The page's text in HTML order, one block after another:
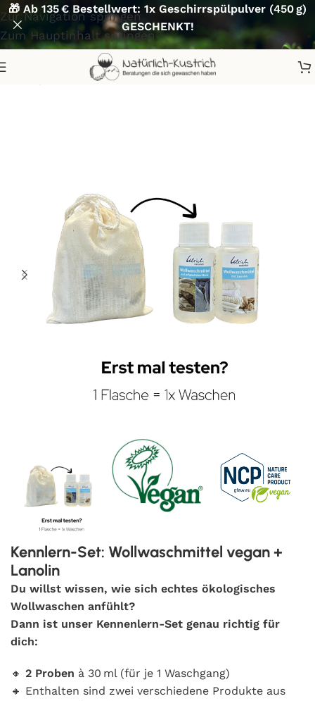
Zur Navigation springen
Zum Hauptinhalt springen
🎁 Ab 135 € Bestellwert: 1x Geschirrspülpulver (450 g)
GESCHENKT!
Waschen
Kennlern-Set: Wollwaschmittel vegan +
Lanolin
Du willst wissen, wie sich echtes ökologisches
Wollwaschen anfühlt?
Dann ist unser Kennenlern-Set genau richtig für
dich:
🔸 2 Proben à 30 ml (für je 1 Waschgang)
🔸 Enthalten sind zwei verschiedene Produkte aus